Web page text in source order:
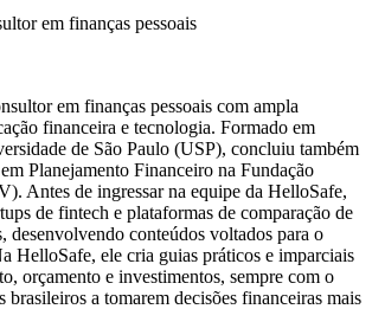
em finanças pessoais
em finanças pessoais com ampla
financeira e tecnologia. Formado em
de São Paulo (USP), concluiu também
Planejamento Financeiro na Fundação
Antes de ingressar na equipe da HelloSafe,
de fintech e plataformas de comparação de
desenvolvendo conteúdos voltados para o
HelloSafe, ele cria guias práticos e imparciais
orçamento e investimentos, sempre com o
brasileiros a tomarem decisões financeiras mais